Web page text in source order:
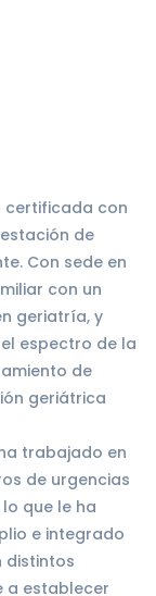
certificada con
de
Con sede en
con un
geriatría, y
espectro de la
de
geriátrica
trabajado en
de urgencias
que le ha
e integrado
distintos
a establecer